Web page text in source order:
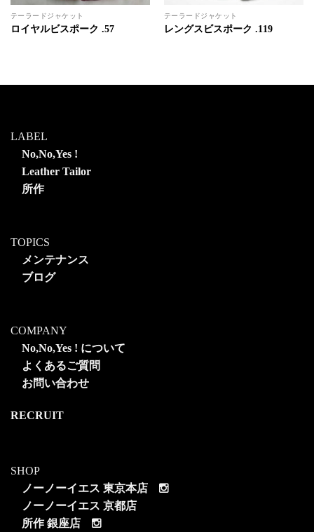
テーラードジャケット
ロイヤルビスポーク .57
テーラードジャケット
レングスビスポーク .119
LABEL
No,No,Yes !
Leather Tailor
所作
TOPICS
メンテナンス
ブログ
COMPANY
No,No,Yes ! について
よくあるご質問
お問い合わせ
RECRUIT
SHOP
ノーノーイエス 東京本店
ノーノーイエス 京都店
所作 銀座店